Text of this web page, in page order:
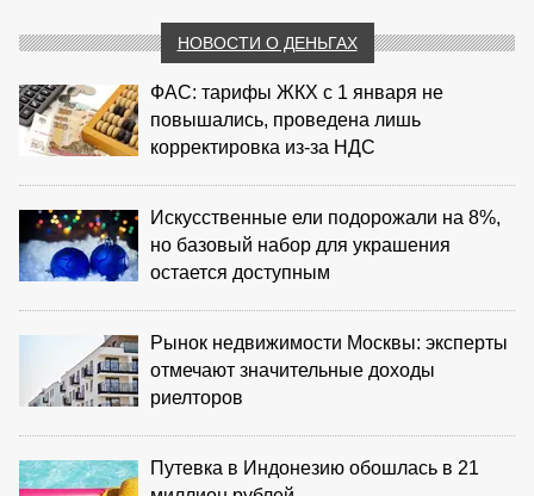
НОВОСТИ О ДЕНЬГАХ
ФАС: тарифы ЖКХ с 1 января не
повышались, проведена лишь
корректировка из‑за НДС
Искусственные ели подорожали на 8%,
но базовый набор для украшения
остается доступным
Рынок недвижимости Москвы: эксперты
отмечают значительные доходы
риелторов
Путевка в Индонезию обошлась в 21